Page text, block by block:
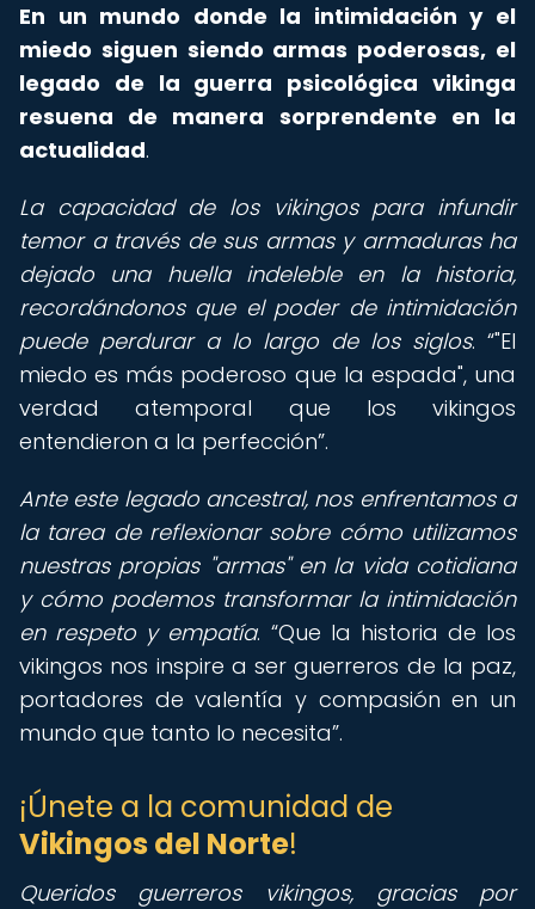
En un mundo donde la intimidación y el
miedo siguen siendo armas poderosas, el
legado de la guerra psicológica vikinga
resuena de manera sorprendente en la
actualidad.
La capacidad de los vikingos para infundir
temor a través de sus armas y armaduras ha
dejado una huella indeleble en la historia,
recordándonos que el poder de intimidación
puede perdurar a lo largo de los siglos.
"El
miedo es más poderoso que la espada", una
verdad atemporal que los vikingos
entendieron a la perfección .
Ante este legado ancestral, nos enfrentamos a
la tarea de reflexionar sobre cómo utilizamos
nuestras propias "armas" en la vida cotidiana
y cómo podemos transformar la intimidación
en respeto y empatía.
Que la historia de los
vikingos nos inspire a ser guerreros de la paz,
portadores de valentía y compasión en un
mundo que tanto lo necesita .
¡Únete a la comunidad de
Vikingos del Norte!
Queridos guerreros vikingos,gracias por